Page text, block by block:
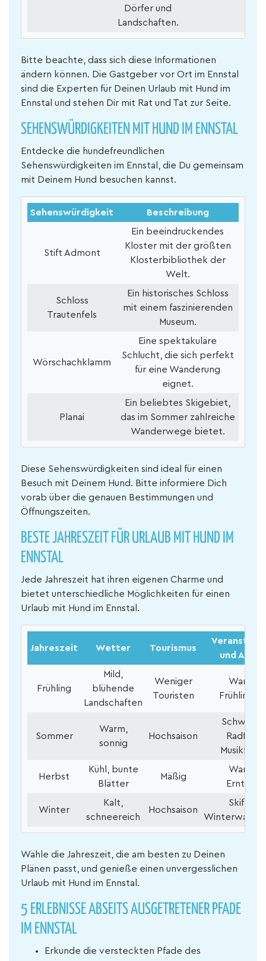
Dörfer und
Landschaften.
Bitte beachte, dass sich diese Informationen
ändern können. Die Gastgeber vor Ort im Ennstal
sind die Experten für Deinen Urlaub mit Hund im
Ennstal und stehen Dir mit Rat und Tat zur Seite.
SEHENSWÜRDIGKEITEN MIT HUND IM ENNSTAL
Entdecke die hundefreundlichen
Sehenswürdigkeiten im Ennstal, die Du gemeinsam
mit Deinem Hund besuchen kannst.
Sehenswürdigkeit Beschreibung
Stift Admont
Ein beeindruckendes
Kloster mit der größten
Klosterbibliothek der
Welt.
Schloss
Trautenfels
Ein historisches Schloss
mit einem faszinierenden
Museum.
Wörschachklamm
Eine spektakuläre
Schlucht, die sich perfekt
für eine Wanderung
eignet.
Planai
Ein beliebtes Skigebiet,
das im Sommer zahlreiche
Wanderwege bietet.
Diese Sehenswürdigkeiten sind ideal für einen
Besuch mit Deinem Hund. Bitte informiere Dich
vorab über die genauen Bestimmungen und
Öffnungszeiten.
BESTE JAHRESZEIT FÜR URLAUB MIT HUND IM
ENNSTAL
Jede Jahreszeit hat ihren eigenen Charme und
bietet unterschiedliche Möglichkeiten für einen
Urlaub mit Hund im Ennstal.
Jahreszeit Wetter Tourismus
und
Frühling
Mild,
blühende
Landschaften
Weniger
Touristen
Sommer
Warm,
sonnig
Hochsaison
Herbst
Kühl, bunte
Blätter
Mäßig
Winter
Kalt,
schneereich
Hochsaison
Wähle die Jahreszeit, die am besten zu Deinen
Plänen passt, und genieße einen unvergesslichen
Urlaub mit Hund im Ennstal.
5 ERLEBNISSE ABSEITS AUSGETRETENER PFADE
IM ENNSTAL
Erkunde die versteckten Pfade des